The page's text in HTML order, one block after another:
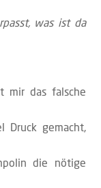
was ist da
mir das falsche
Druck gemacht,
die nötige